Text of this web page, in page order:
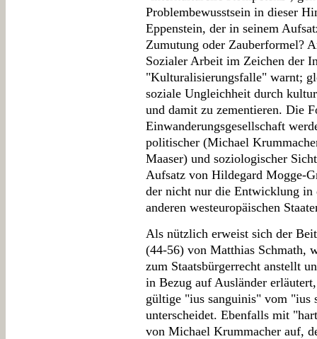
Problembewusstsein in dieser
Eppenstein, der in seinem
Zumutung oder Zauberformel?
Sozialer Arbeit im Zeichen der
"Kulturalisierungsfalle" warnt;
soziale Ungleichheit durch
und damit zu zementieren. Die
Einwanderungsgesellschaft
politischer (Michael
Maaser) und soziologischer
Aufsatz von Hildegard Mogge-
der nicht nur die Entwicklung in
anderen westeuropäischen
Als nützlich erweist sich der
(44-56) von Matthias Schmath,
zum Staatsbürgerrecht anstellt
in Bezug auf Ausländer
gültige "ius sanguinis" vom "ius
unterscheidet. Ebenfalls mit
von Michael Krummacher auf,